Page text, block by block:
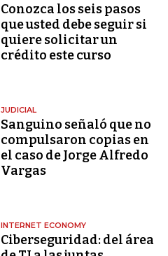
Conozca los seis pasos
que usted debe seguir si
quiere solicitar un
crédito este curso
JUDICIAL
Sanguino señaló que no
compulsaron copias en
el caso de Jorge Alfredo
Vargas
INTERNET ECONOMY
Ciberseguridad: del área